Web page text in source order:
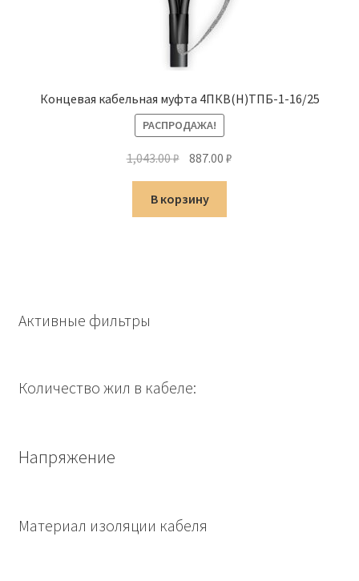
Концевая кабельная муфта 4ПКВ(Н)ТПБ-1-16/25
РАСПРОДАЖА!
1,043.00₽ Первоначальная
цена
составляла
1,043.00 ₽.
887.00₽
В корзину
Активные фильтры
Количество жил в кабеле:
Напряжение
Материал изоляции кабеля